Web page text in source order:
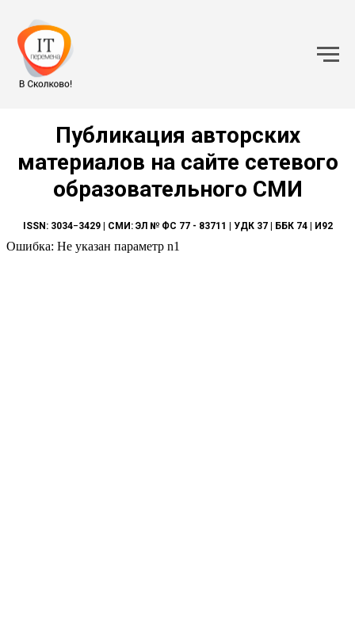
Публикация авторских
материалов на сайте сетевого
образовательного СМИ
ISSN: 3034−3429 | СМИ: ЭЛ № ФС 77 - 83711 | УДК 37 | ББК 74 | И92